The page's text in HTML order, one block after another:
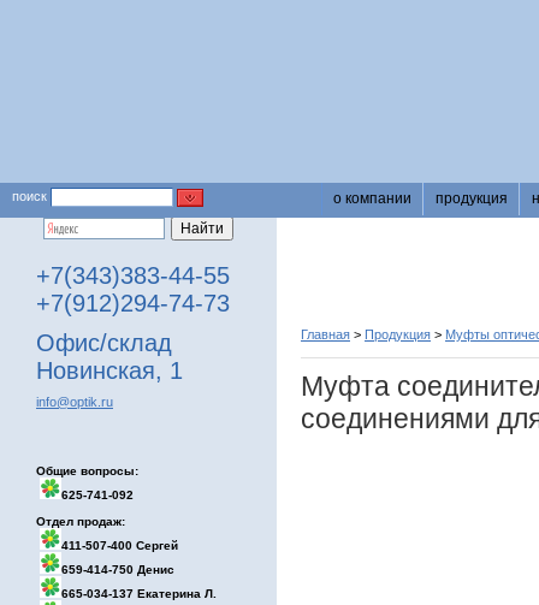
поиск о компании продукция
+7(343)383-44-55
+7(912)294-74-73
Офис/склад
Новинская, 1
info@optik.ru
Общие вопросы:
625-741-092
Отдел продаж:
411-507-400 Сергей
659-414-750 Денис
665-034-137 Екатерина Л.
Главная > Продукция > Муфты
Муфта
соединениями